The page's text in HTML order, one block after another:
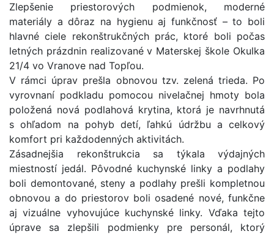
Zlepšenie priestorových podmienok, moderné
materiály a dôraz na hygienu aj funkčnosť – to boli
hlavné ciele rekonštrukčných prác, ktoré boli počas
letných prázdnin realizované v Materskej škole Okulka
21/4 vo Vranove nad Topľou.
V rámci úprav prešla obnovou tzv. zelená trieda. Po
vyrovnaní podkladu pomocou nivelačnej hmoty bola
položená nová podlahová krytina, ktorá je navrhnutá
s ohľadom na pohyb detí, ľahkú údržbu a celkový
komfort pri každodenných aktivitách.
Zásadnejšia rekonštrukcia sa týkala výdajných
miestností jedál. Pôvodné kuchynské linky a podlahy
boli demontované, steny a podlahy prešli kompletnou
obnovou a do priestorov boli osadené nové, funkčne
aj vizuálne vyhovujúce kuchynské linky. Vďaka tejto
úprave sa zlepšili podmienky pre personál, ktorý